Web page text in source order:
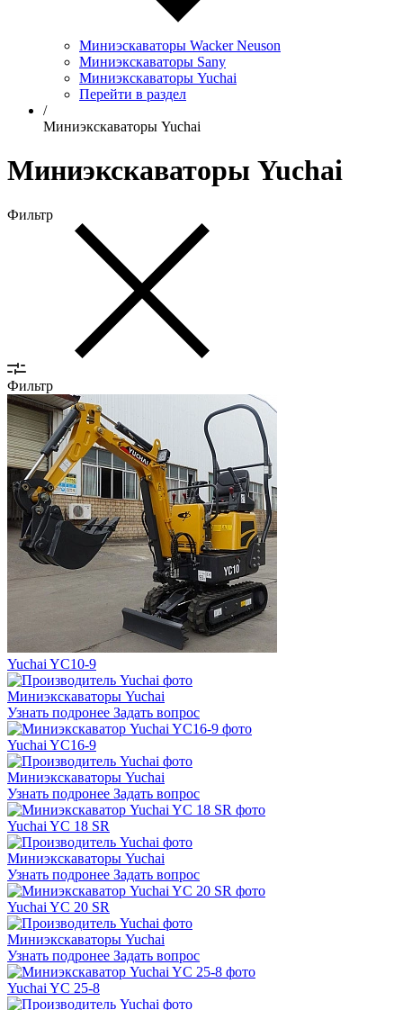
Миниэскаваторы Wacker Neuson
Миниэкскаваторы Sany
Миниэкскаваторы Yuchai
Перейти в раздел
/
Миниэкскаваторы Yuchai
Миниэкскаваторы Yuchai
Фильтр
Фильтр
Yuchai YC10-9
Миниэкскаваторы Yuchai
Узнать подронее Задать вопрос
Yuchai YC16-9
Миниэкскаваторы Yuchai
Узнать подронее Задать вопрос
Yuchai YC 18 SR
Миниэкскаваторы Yuchai
Узнать подронее Задать вопрос
Yuchai YC 20 SR
Миниэкскаваторы Yuchai
Узнать подронее Задать вопрос
Yuchai YC 25-8